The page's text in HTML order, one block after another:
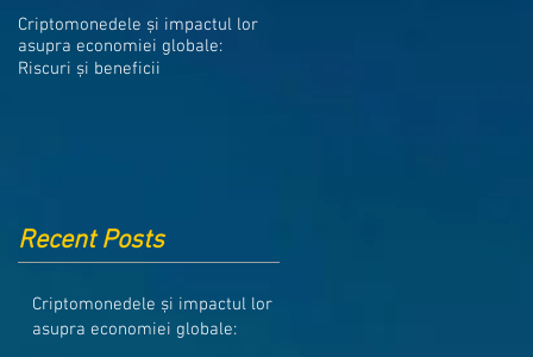
Criptomonedele și impactul lor
asupra economiei globale:
Riscuri și beneficii
Recent Posts
Criptomonedele și impactul lor
asupra economiei globale: